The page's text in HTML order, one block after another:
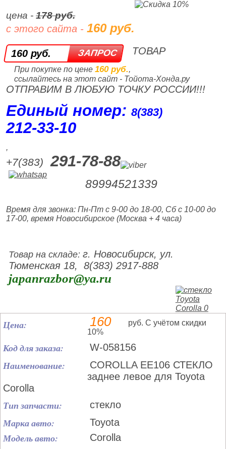
цена -178 руб.
с этого сайта -160 руб.
160 руб.
При покупке по цене 160 руб.,
ссылайтесь на этот сайт - Тойота-Хонда.ру
ТОВАР
ОТПРАВИМ В ЛЮБУЮ ТОЧКУ РОССИИ!!!
Единый номер:8(383)
212‑33‑10
,
+7(383) 291-78-88
89994521339
Время для звонка: Пн-Пт с 9-00 до 18-00, Сб с 10-00 до
17-00, время Новосибирское (Москва + 4 часа)
Товар на складе:г. Новосибирск, ул.
Тюменская 18, 8(383) 2917-888
japanrazbor@ya.ru
Цена: 160
руб. С учётом скидки
10%
Код для заказа: W-058156
Наименование:
COROLLA EE106 СТЕКЛО
заднее левое для Toyota
Corolla
Тип запчасти: стекло
Марка авто: Toyota
Модель авто: Corolla